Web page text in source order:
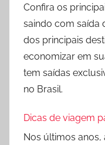
Confira os
saindo com saída
dos principais
economizar em
tem saídas
no Brasil.
Dicas de viagem
Nos últimos anos,